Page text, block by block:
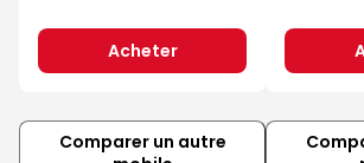
Acheter
Comparer un autre